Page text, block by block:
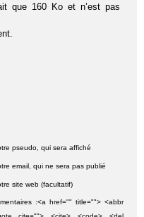
que 160 Ko et n’est pas
pseudo, qui sera affiché
email, qui ne sera pas publié
site web (facultatif)
:<a href="" title=""> <abbr